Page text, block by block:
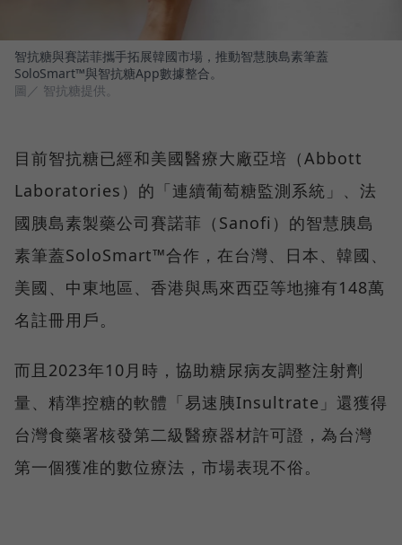
智抗糖與賽諾菲攜手拓展韓國市場，推動智慧胰島素筆蓋
SoloSmart™與智抗糖App數據整合。
圖／ 智抗糖提供。
目前智抗糖已經和美國醫療大廠亞培（Abbott
Laboratories）的「連續葡萄糖監測系統」、法
國胰島素製藥公司賽諾菲（Sanofi）的智慧胰島
素筆蓋SoloSmart™合作，在台灣、日本、韓國、
美國、中東地區、香港與馬來西亞等地擁有148萬
名註冊用戶。
而且2023年10月時，協助糖尿病友調整注射劑
量、精準控糖的軟體「易速胰Insultrate」還獲得
台灣食藥署核發第二級醫療器材許可證，為台灣
第一個獲准的數位療法，市場表現不俗。